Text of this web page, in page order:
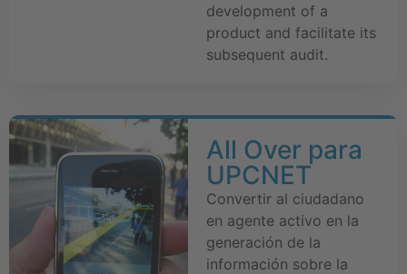
development of a
product and facilitate its
subsequent audit.
All Over para
UPCNET
Convertir al ciudadano
en agente activo en la
generación de la
información sobre la